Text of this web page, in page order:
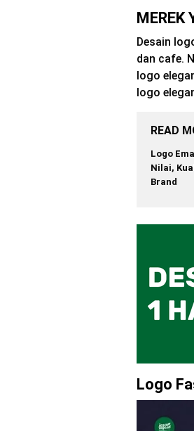
MEREK
Desain
dan cafe.
logo
logo
READ
Logo
Nilai,
Brand
Logo